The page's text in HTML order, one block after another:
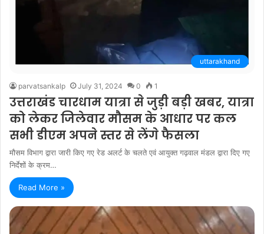
uttarakhand
parvatsankalp July 31, 2024 0 1
उत्तराखंड चारधाम यात्रा से जुड़ी बड़ी खबर, यात्रा
को लेकर जिलेवार मौसम के आधार पर कल
सभी डीएम अपने स्तर से लेंगे फैसला
मौसम विभाग द्वारा जारी किए गए रेड अलर्ट के चलते एवं आयुक्त गढ़वाल मंडल द्वारा दिए गए
निर्देशों के क्रम…
Read More »